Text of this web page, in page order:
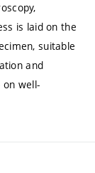
is laid on the
suitable
and
well-